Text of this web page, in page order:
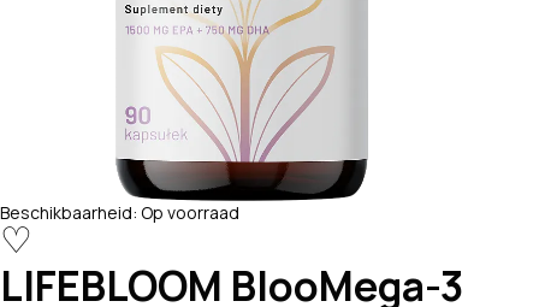
Beschikbaarheid: Op voorraad
♡
LIFEBLOOM BlooMega-3